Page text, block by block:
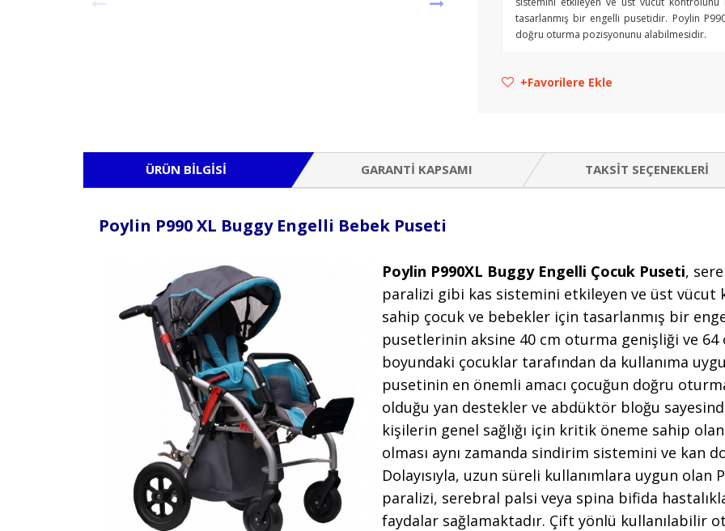
tasarlanmış bir engelli pusetidir. Poylin
doğru oturma pozisyonunu alabilmesidir.
Favorilere Ekle
ÜRÜN BILGISI GARANTI KAPSAMI TAKSIT SEÇENEKLERI
Poylin P990 XL Buggy Engelli Bebek Puseti
Poylin P990XL Buggy Engelli Çocuk Puseti,
paralizi gibi kas sistemini etkileyen ve üst vücut
sahip çocuk ve bebekler için tasarlanmış bir
pusetlerinin aksine 40 cm oturma genişliği ve 64
boyundaki çocuklar tarafından da kullanıma
pusetinin en önemli amacı çocuğun doğru
olduğu yan destekler ve abdüktör bloğu
kişilerin genel sağlığı için kritik öneme sahip
olması aynı zamanda sindirim sistemini ve kan
Dolayısıyla, uzun süreli kullanımlara uygun olan
paralizi, serebral palsi veya spina bifida
faydalar sağlamaktadır. Çift yönlü kullanılabilir